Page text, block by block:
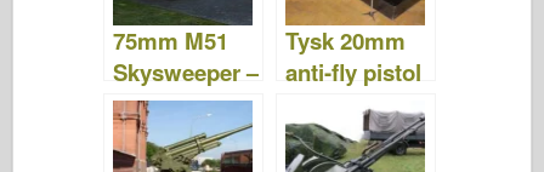
75mm M51
Skysweeper –
WalkAround
Tysk 20mm
anti-fly pistol
"Oerlikon" –
WalkAround